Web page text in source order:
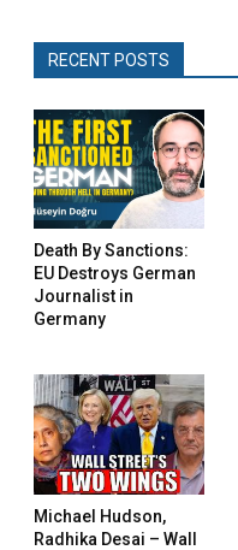
RECENT POSTS
Death By Sanctions:
EU Destroys German
Journalist in
Germany
Michael Hudson,
Radhika Desai – Wall